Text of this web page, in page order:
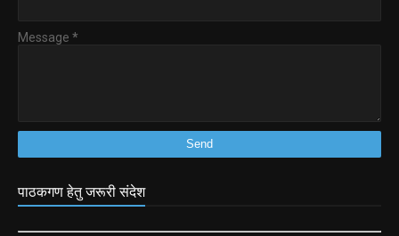
Message *
पाठकगण हेतु जरूरी संदेश